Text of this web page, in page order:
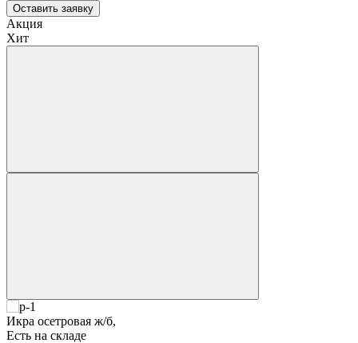
Оставить заявку
Акция
Хит
Икра осетровая ж/б,
Есть на складе